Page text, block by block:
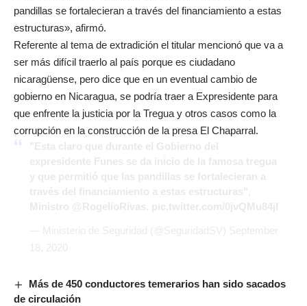
pandillas se fortalecieran a través del financiamiento a estas
estructuras», afirmó.
Referente al tema de extradición el titular mencionó que va a
ser más difícil traerlo al país porque es ciudadano
nicaragüense, pero dice que en un eventual cambio de
gobierno en Nicaragua, se podría traer a Expresidente para
que enfrente la justicia por la Tregua y otros casos como la
corrupción en la construcción de la presa El Chaparral.
Más de 450 conductores temerarios han sido sacados
de circulación